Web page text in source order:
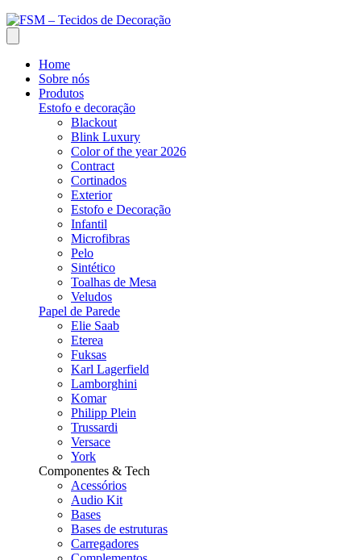
Home
Sobre nós
Produtos
Estofo e decoração
Blackout
Blink Luxury
Color of the year 2026
Contract
Cortinados
Exterior
Estofo e Decoração
Infantil
Microfibras
Pelo
Sintético
Toalhas de Mesa
Veludos
Papel de Parede
Elie Saab
Eterea
Fuksas
Karl Lagerfield
Lamborghini
Komar
Philipp Plein
Trussardi
Versace
York
Componentes & Tech
Acessórios
Audio Kit
Bases
Bases de estruturas
Carregadores